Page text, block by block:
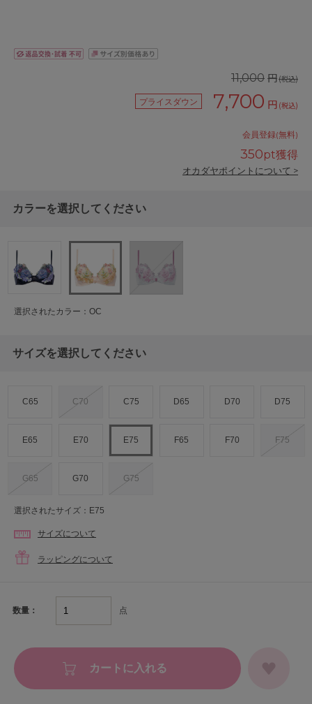
11,000 円(税込)
プライスダウン 7,700 円 (税込)
会員登録(無料)
350pt獲得
オカダヤポイントについて >
カラーを選択してください
選択されたカラー：OC
サイズを選択してください
C65 C70 C75 D65 D70 D75
E65 E70 E75 F65 F70 F75
G65 G70 G75
選択されたサイズ：E75
サイズについて
ラッピングについて
数量： 点
カートに入れる